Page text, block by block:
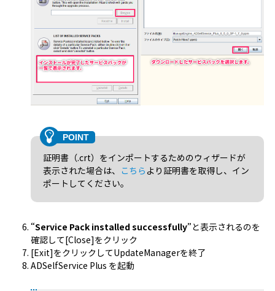
証明書（.crt）をインポートするためのウィザードが
表示された場合は、 こちら より証明書を取得し、イン
ポートしてください。
“Service Pack installed successfully”と表示されるのを
確認して[Close]をクリック
[Exit]をクリックしてUpdateManagerを終了
ADSelfService Plus を起動